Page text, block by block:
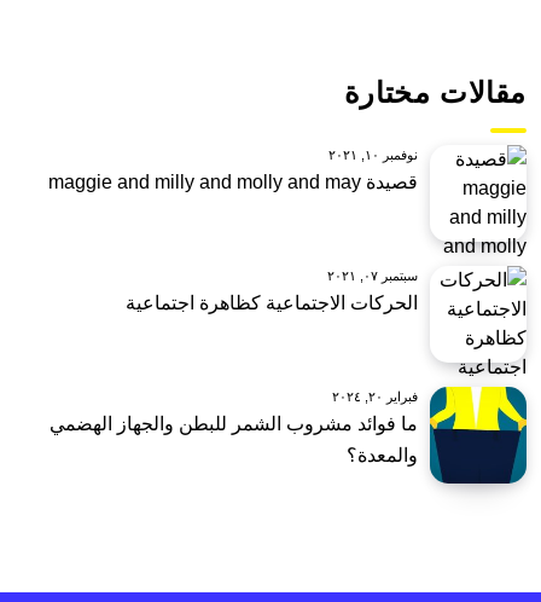
مقالات مختارة
نوفمبر ١٠, ٢٠٢١
قصيدة maggie and milly and molly and may
سبتمبر ٠٧, ٢٠٢١
الحركات الاجتماعية كظاهرة اجتماعية
فبراير ٢٠, ٢٠٢٤
ما فوائد مشروب الشمر للبطن والجهاز الهضمي
والمعدة؟